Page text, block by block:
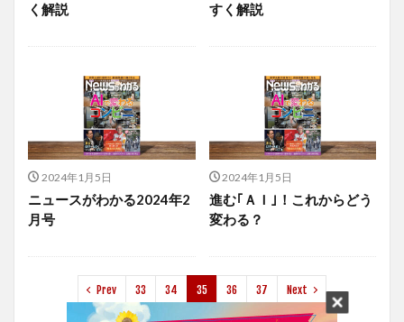
く解説
すく解説
2024年1月5日
ニュースがわかる2024年2
月号
2024年1月5日
進む｢ＡＩ｣！これからどう
変わる？
Prev 33 34 35 36 37 Next